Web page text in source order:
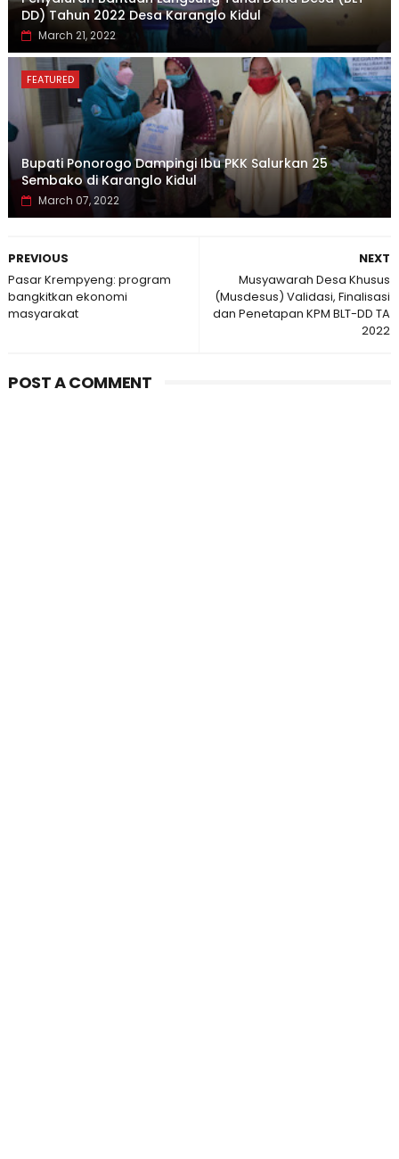
DD) Tahun 2022 Desa Karanglo Kidul
March 21, 2022
FEATURED
Bupati Ponorogo Dampingi Ibu PKK Salurkan 25
Sembako di Karanglo Kidul
March 07, 2022
NEXT
Musyawarah Desa Khusus
(Musdesus) Validasi, Finalisasi
dan Penetapan KPM BLT-DD TA
2022
PREVIOUS
Pasar Krempyeng: program
bangkitkan ekonomi
masyarakat
POST A COMMENT